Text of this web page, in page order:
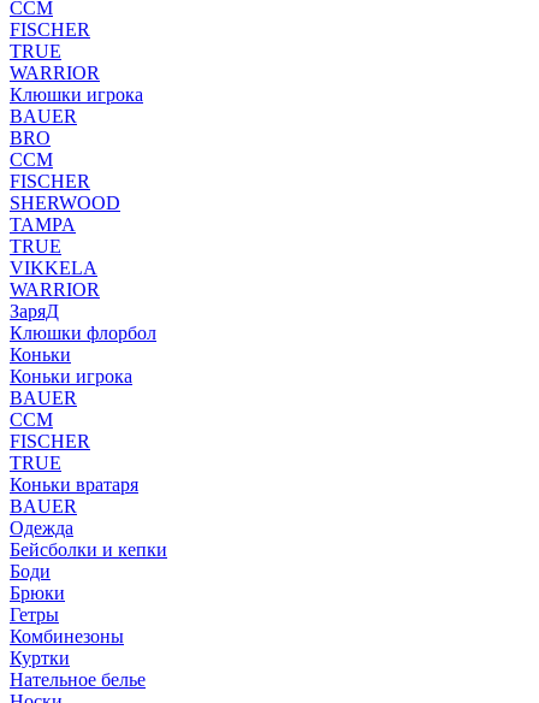
CCM
FISCHER
TRUE
WARRIOR
Клюшки игрока
BAUER
BRO
CCM
FISCHER
SHERWOOD
TAMPA
TRUE
VIKKELA
WARRIOR
ЗаряД
Клюшки флорбол
Коньки
Коньки игрока
BAUER
CCM
FISCHER
TRUE
Коньки вратаря
BAUER
Одежда
Бейсболки и кепки
Боди
Брюки
Гетры
Комбинезоны
Куртки
Нательное белье